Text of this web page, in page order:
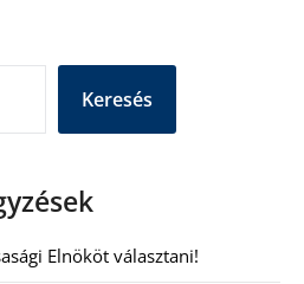
Keresés
Elnököt választani!